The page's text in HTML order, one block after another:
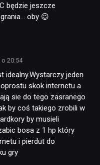
będzie jeszcze
oby 😉
o 20:54
idealny.Wystarczy jeden
skok internetu a
sie do tego zasranego
by coś takiego zrobili w
by musieli
bosa z 1 hp który
i pierdut do
gry